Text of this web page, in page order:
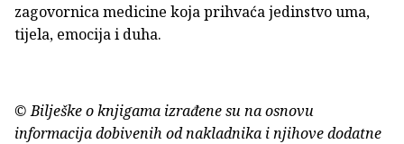
zagovornica medicine koja prihvaća jedinstvo uma,
tijela, emocija i duha.
© Bilješke o knjigama izrađene su na osnovu
informacija dobivenih od nakladnika i njihove dodatne